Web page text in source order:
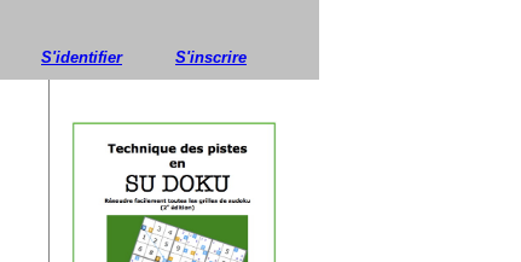
S'identifier S'inscrire